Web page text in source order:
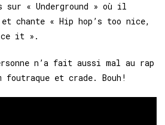
sur « Underground » où il
et chante « Hip hop’s too nice,
it ».
n’a fait aussi mal au rap
foutraque et crade. Bouh!